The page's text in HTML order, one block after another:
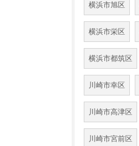
横浜市旭区
横浜市栄区
横浜市都筑区
川崎市幸区
川崎市高津区
川崎市宮前区